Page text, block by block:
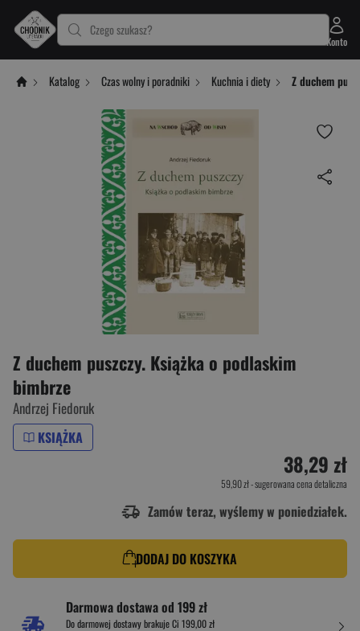
Czego szukasz?
Konto
Katalog Czas wolny i poradniki Kuchnia i diety Z duchem
Z duchem puszczy. Książka o podlaskim
bimbrze
Andrzej Fiedoruk
KSIĄŻKA
38,29 zł
59,90 zł- sugerowana cena detaliczna
Zamów teraz, wyślemy w poniedziałek.
DODAJ DO KOSZYKA
Darmowa dostawa od 199 zł
Do darmowej dostawy brakuje Ci 199,00 zł